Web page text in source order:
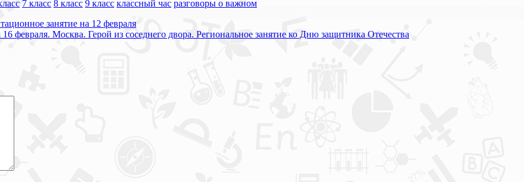
7 класс 8 класс 9 класс классный час разговоры о важном
занятие на 12 февраля
февраля. Москва. Герой из соседнего двора. Региональное занятие ко Дню защитника Отечества